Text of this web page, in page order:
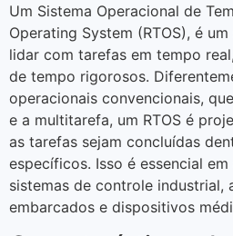
Um Sistema Operacional de
Operating System (RTOS), é
lidar com tarefas em tempo
de tempo rigorosos.
operacionais convencionais,
e a multitarefa, um RTOS é
as tarefas sejam concluídas
específicos. Isso é essencial
sistemas de controle industrial,
embarcados e dispositivos